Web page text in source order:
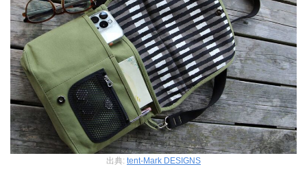
出典: tent-Mark DESIGNS